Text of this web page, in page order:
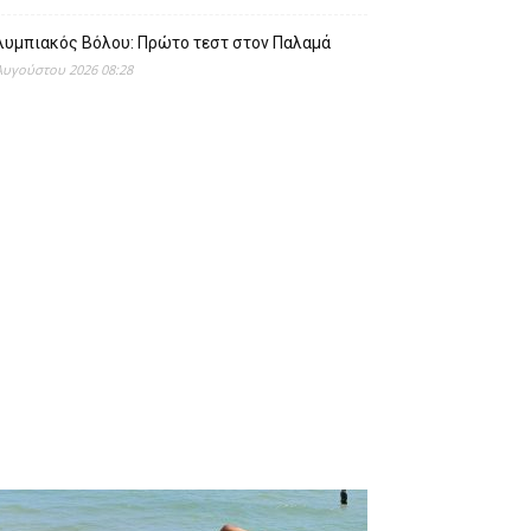
Βόλου: Πρώτο τεστ στον Παλαμά
2026 08:28